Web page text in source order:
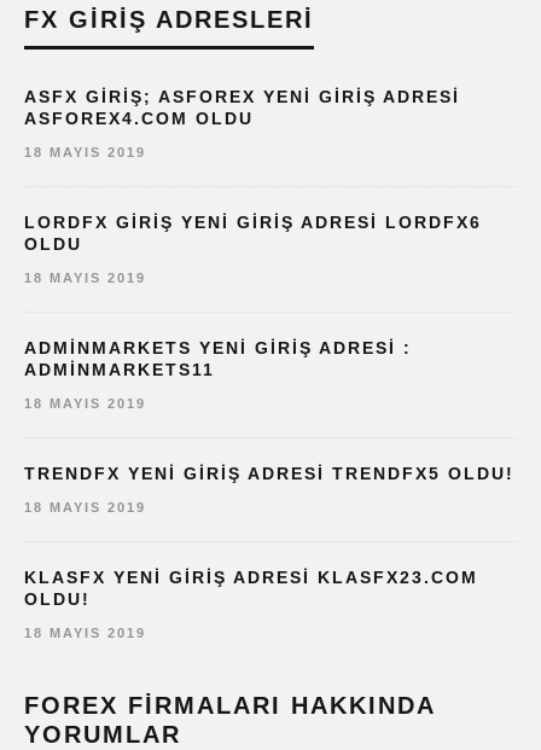
FX GIRIŞ ADRESLERI
ASFX GIRIŞ; ASFOREX YENI GIRIŞ ADRESI
ASFOREX4.COM OLDU
18 MAYIS 2019
LORDFX GIRIŞ YENI GIRIŞ ADRESI LORDFX6
OLDU
18 MAYIS 2019
ADMINMARKETS YENI GIRIŞ ADRESI :
ADMINMARKETS11
18 MAYIS 2019
TRENDFX YENI GIRIŞ ADRESI TRENDFX5 OLDU!
18 MAYIS 2019
KLASFX YENI GIRIŞ ADRESI KLASFX23.COM
OLDU!
18 MAYIS 2019
FOREX FIRMALARI HAKKINDA
YORUMLAR